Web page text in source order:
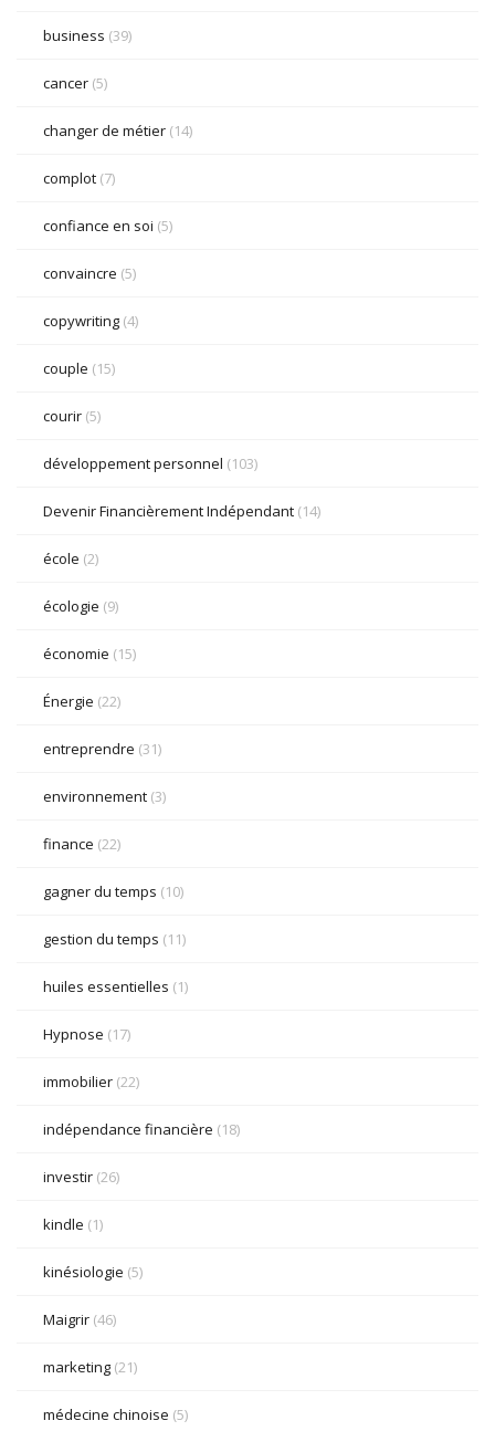
business (39)
cancer (5)
changer de métier (14)
complot (7)
confiance en soi (5)
convaincre (5)
copywriting (4)
couple (15)
courir (5)
développement personnel (103)
Devenir Financièrement Indépendant (14)
école (2)
écologie (9)
économie (15)
Énergie (22)
entreprendre (31)
environnement (3)
finance (22)
gagner du temps (10)
gestion du temps (11)
huiles essentielles (1)
Hypnose (17)
immobilier (22)
indépendance financière (18)
investir (26)
kindle (1)
kinésiologie (5)
Maigrir (46)
marketing (21)
médecine chinoise (5)